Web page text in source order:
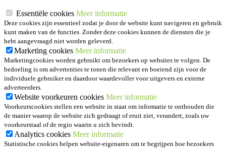
Essentiële cookies Meer informatie
Deze cookies zijn essentieel zodat je door de website kunt navigeren en gebruik
kunt maken van de functies. Zonder deze cookies kunnen de diensten die je
hebt aangevraagd niet worden geleverd.
Marketing cookies Meer informatie
Marketingcookies worden gebruikt om bezoekers op websites te volgen. De
bedoeling is om advertenties te tonen die relevant en boeiend zijn voor de
individuele gebruiker en daardoor waardevoller voor uitgevers en externe
adverteerders.
Website voorkeuren cookies Meer informatie
Voorkeurscookies stellen een website in staat om informatie te onthouden die
de manier waarop de website zich gedraagt of eruit ziet, verandert, zoals uw
voorkeurstaal of de regio waarin u zich bevindt.
Analytics cookies Meer informatie
Statistische cookies helpen website-eigenaren om te begrijpen hoe bezoekers